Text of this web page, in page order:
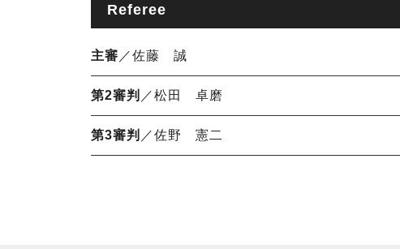
Referee
主審 ／佐藤 誠
第2審判 ／松田 卓磨
第3審判 ／佐野 憲二